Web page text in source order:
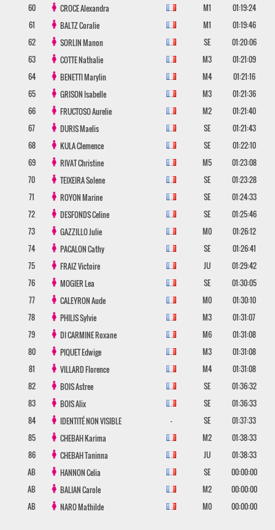
60
CROCEAlexandra M1
01:19:24
61
BALTZCoralie M1
01:19:46
62
SORLINManon SE
01:20:06
63
COTTENathalie M3
01:21:09
64
BENETTIMarylin M4
01:21:16
65
GRISONIsabelle M3
01:21:36
66
FRUCTOSOAurelie M2
01:21:40
67
DURISMaelis SE
01:21:43
68
KULAClemence SE
01:22:10
69
RIVATChristine M5
01:23:08
70
TEIXEIRASolene SE
01:23:28
71
ROYONMarine SE
01:24:33
72
DESFONDSCeline SE
01:25:46
73
GAZZILLOJulie M0
01:26:12
74
PACALONCathy SE
01:26:41
75
FRAIZVictoire JU
01:29:42
76
MOGIERLea SE
01:30:05
77
CALEYRONAude M0
01:30:10
78
PHILISSylvie M3
01:31:07
79
DI CARMINERoxane M6
01:31:08
80
PIQUETEdwige M3
01:31:08
81
VILLARDFlorence M4
01:31:08
82
BOISAstree SE
01:36:32
83
BOISAlix SE
01:36:33
84
IDENTITÉ NON VISIBLE - SE
01:37:33
85
CHEBAHKarima M2
01:38:33
86
CHEBAHTaninna JU
01:38:33
AB
HANNONCelia SE
00:00:00
AB
BALIANCarole M2
00:00:00
AB
NAROMathilde M0 00:00:00